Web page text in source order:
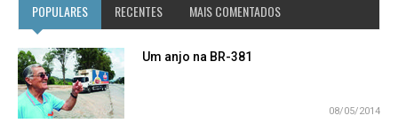
POPULARES RECENTES MAIS COMENTADOS
Um anjo na BR-381
08/05/2014